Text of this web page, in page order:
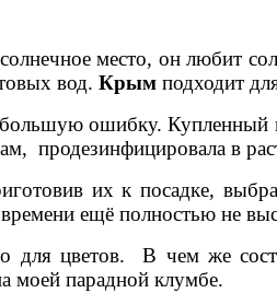
место, он любит
вод. Крым подходит
ошибку.
продезинфицировала в
их к посадке,
ещё полностью не
для цветов. В чем же
моей парадной клумбе.